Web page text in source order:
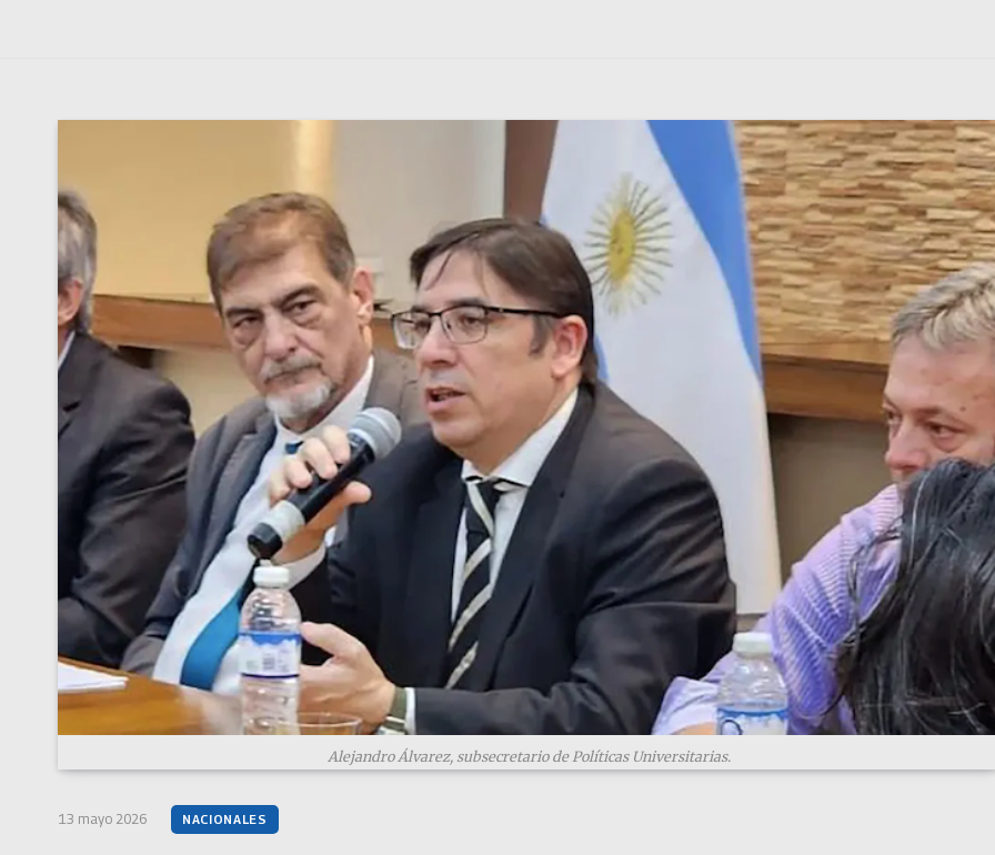
13 mayo 2026 NACIONALES
Alejandro Álvarez, subsecretario de Políticas Universitarias.